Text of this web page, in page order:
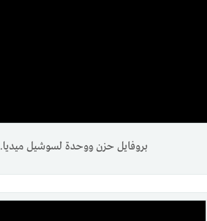
بروفايل حزن ووحدة لسوشيل ميديا.